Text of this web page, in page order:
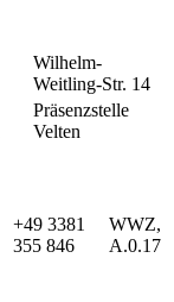
Wilhelm-
Weitling-Str. 14
Präsenzstelle
Velten
+49 3381
355 846
WWZ,
A.0.17